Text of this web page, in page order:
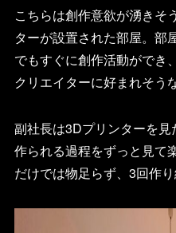
こちらは創作意欲が湧きそ
ターが設置された部屋。部
でもすぐに創作活動ができ
クリエイターに好まれそう
副社長は3Dプリンターを
作られる過程をずっと見て
だけでは物足らず、3回作